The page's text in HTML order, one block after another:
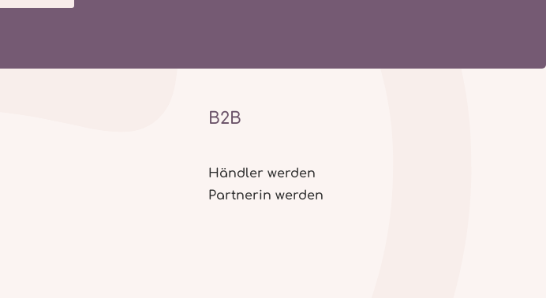
B2B
Händler werden
Partnerin werden